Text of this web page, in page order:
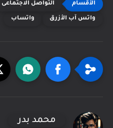
التواصل الاجتماعى
واتس آب الأزرق واتساب
محمد بدر